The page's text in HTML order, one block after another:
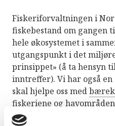
Fiskeriforvaltningen i
fiskebestand om gangen
hele økosystemet i
utgangspunkt i det
prinsippet» (å ta hensyn
inntreffer). Vi har også en
skal hjelpe oss med
fiskeriene og